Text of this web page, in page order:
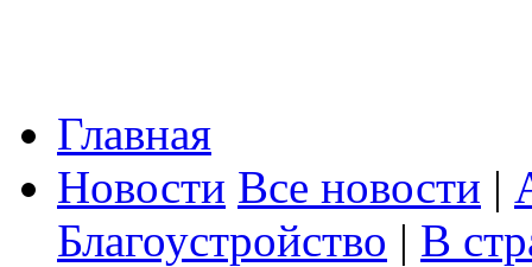
Главная
Новости Все новости |
Благоустройство | В